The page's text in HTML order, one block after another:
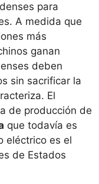
para
A medida que
más
ganan
deben
sin sacrificar la
El
de producción de
que todavía es
eléctrico es el
de Estados